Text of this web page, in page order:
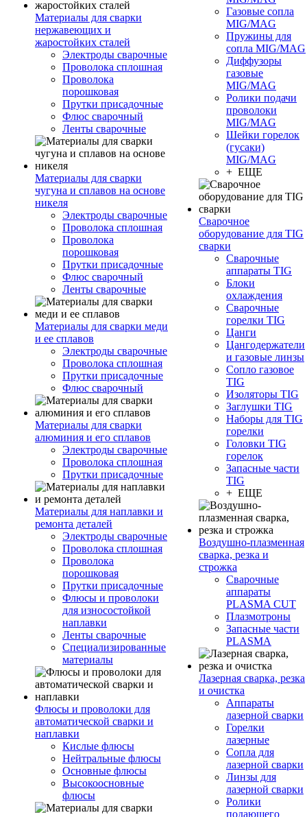
Материалы для сварки
нержавеющих и
жаростойких сталей
Электроды сварочные
Проволока сплошная
Проволока
порошковая
Прутки присадочные
Флюс сварочный
Ленты сварочные
Материалы для сварки
чугуна и сплавов на основе
никеля
Электроды сварочные
Проволока сплошная
Проволока
порошковая
Прутки присадочные
Флюс сварочный
Ленты сварочные
Материалы для сварки меди
и ее сплавов
Электроды сварочные
Проволока сплошная
Прутки присадочные
Флюс сварочный
Материалы для сварки
алюминия и его сплавов
Электроды сварочные
Проволока сплошная
Прутки присадочные
Материалы для наплавки и
ремонта деталей
Электроды сварочные
Проволока сплошная
Проволока
порошковая
Прутки присадочные
Флюсы и проволоки
для износостойкой
наплавки
Ленты сварочные
Специализированные
материалы
Флюсы и проволоки для
автоматической сварки и
наплавки
Кислые флюсы
Нейтральные флюсы
Основные флюсы
Высокоосновные
флюсы
Газовые сопла
MIG/MAG
Пружины для
сопла MIG/MAG
Диффузоры
газовые
MIG/MAG
Ролики подачи
проволоки
MIG/MAG
Шейки горелок
(гусаки)
MIG/MAG
+ ЕЩЕ
Сварочное
оборудование для TIG
сварки
Сварочные
аппараты TIG
Блоки
охлаждения
Сварочные
горелки TIG
Цанги
Цангодержатели
и газовые линзы
Сопло газовое
TIG
Изоляторы TIG
Заглушки TIG
Наборы для TIG
горелки
Головки TIG
горелок
Запасные части
TIG
+ ЕЩЕ
Воздушно-плазменная
сварка, резка и
строжка
Сварочные
аппараты
PLASMA CUT
Плазмотроны
Запасные части
PLASMA
Лазерная сварка, резка
и очистка
Аппараты
лазерной сварки
Горелки
лазерные
Сопла для
лазерной сварки
Линзы для
лазерной сварки
Ролики
подающего